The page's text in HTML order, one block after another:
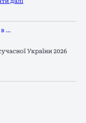
в …
України 2026